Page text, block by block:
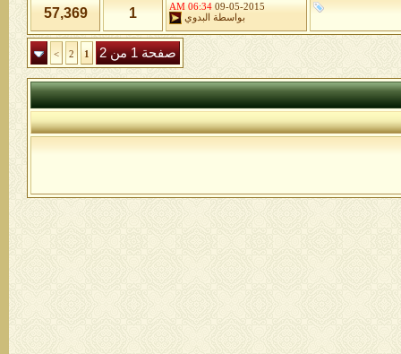
09-05-2015
06:34 AM
بواسطة
البدوي 1
57,369
صفحة 1 من 2 1
2
>